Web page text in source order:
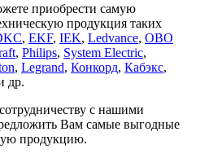
приобрести самую
продукция таких
, EKF, IEK, Ledvance, OBO
, Philips, System Electric,
, Legrand, Конкорд, Кабэкс,
др.
с нашими
Вам самые выгодные
продукцию.